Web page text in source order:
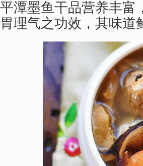
平潭墨鱼干品营养丰富
胃理气之功效，其味道